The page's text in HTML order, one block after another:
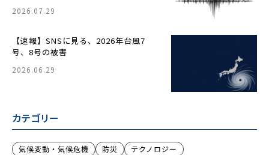
2026.07.29
【速報】SNSに見る、2026年台風7
号、8号の被害
2026.06.29
カテゴリー
気候変動・気候危機 防災
テクノロジー